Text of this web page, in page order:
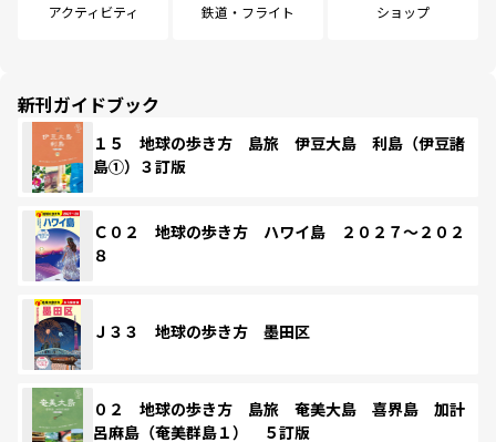
アクティビティ 鉄道・フライト ショップ
新刊ガイドブック
１５ 地球の歩き方 島旅 伊豆大島 利島（伊豆諸
島①）３訂版
Ｃ０２ 地球の歩き方 ハワイ島 ２０２７～２０２
８
Ｊ３３ 地球の歩き方 墨田区
０２ 地球の歩き方 島旅 奄美大島 喜界島 加計
呂麻島（奄美群島１） ５訂版